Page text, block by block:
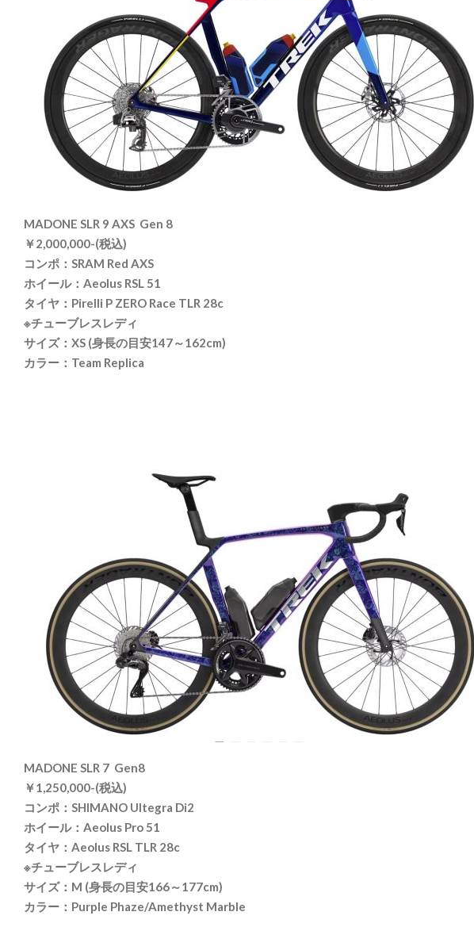
MADONE SLR 9 AXS Gen 8
￥2,000,000-(税込)
コンポ：SRAM Red AXS
ホイール：Aeolus RSL 51
タイヤ：Pirelli P ZERO Race TLR 28c
※チューブレスレディ
サイズ：XS (身長の目安147～162cm)
カラー：Team Replica
MADONE SLR 7 Gen8
￥1,250,000-(税込)
コンポ：SHIMANO Ultegra Di2
ホイール：Aeolus Pro 51
タイヤ：Aeolus RSL TLR 28c
※チューブレスレディ
サイズ：M (身長の目安166～177cm)
カラー：Purple Phaze/Amethyst Marble